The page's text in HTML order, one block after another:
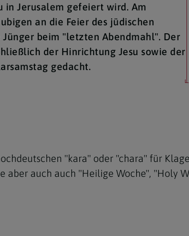
Navigation schließen
in Jerusalem gefeiert wird. Am
an die Feier des jüdischen
Jünger beim "letzten Abendmahl". Der
der Hinrichtung Jesu sowie der
gedacht.
"kara" oder "chara" für
aber auch auch "Heilige Woche", "Holy